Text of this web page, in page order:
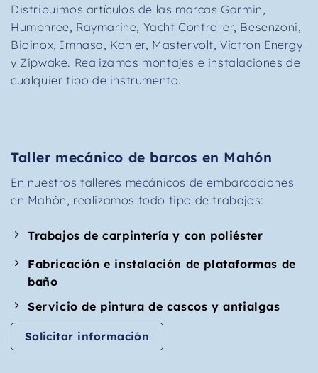
Distribuimos artículos de las marcas Garmin,
Humphree, Raymarine, Yacht Controller, Besenzoni,
Bioinox, Imnasa, Kohler, Mastervolt, Victron Energy
y Zipwake. Realizamos montajes e instalaciones de
cualquier tipo de instrumento.
Taller mecánico de barcos en Mahón
En nuestros talleres mecánicos de embarcaciones
en Mahón, realizamos todo tipo de trabajos:
Trabajos de carpintería y con poliéster
Fabricación e instalación de plataformas de
baño
Servicio de pintura de cascos y antialgas
Solicitar información